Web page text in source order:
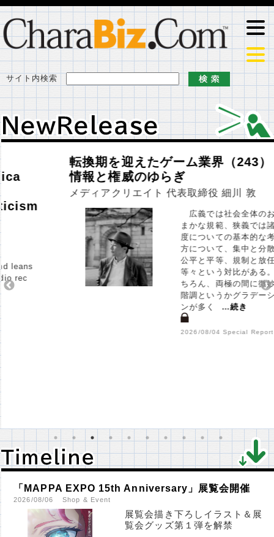
サイト内検索
ＮｅｗＲｅｌｅａｓｅ
ＮｅｗＲｅｌｅａｓｅ
転換期を迎えたゲーム業界（243）
情報と権威のゆらぎ
メディアクリエイト 代表取締役 細川 敦
広義では社会全体のおお
まかな規範、狭義では諸制
度についての基本的な考え
方について、集中と分散、
公平と平等、規制と放任
等々という対比がある。も
ちろん、両極の間に微妙な
階調というかグラデーショ
…続き
2026/08/04 Special Report
Ｔｉｍｅｌｉｎｅ
Ｔｉｍｅｌｉｎｅ
「MAPPA EXPO 15th Anniversary」展覧会開催
2026/08/06 Shop & Event
展覧会描き下ろしイラスト＆展
覧会グッズ第１弾を解禁